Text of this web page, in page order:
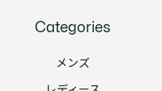
Categories
メンズ